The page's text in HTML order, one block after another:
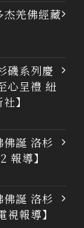
杰羌佛經藏
磯系列慶
心呈禮 紐
】
佛誕 洛杉
報導】
佛誕 洛杉
報導】